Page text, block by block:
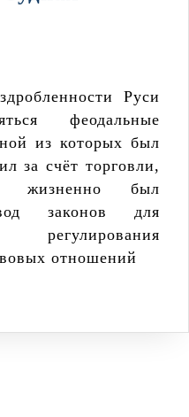
феодальные
из которых был
за счёт торговли,
жизненно был
законов для
регулирования
отношений